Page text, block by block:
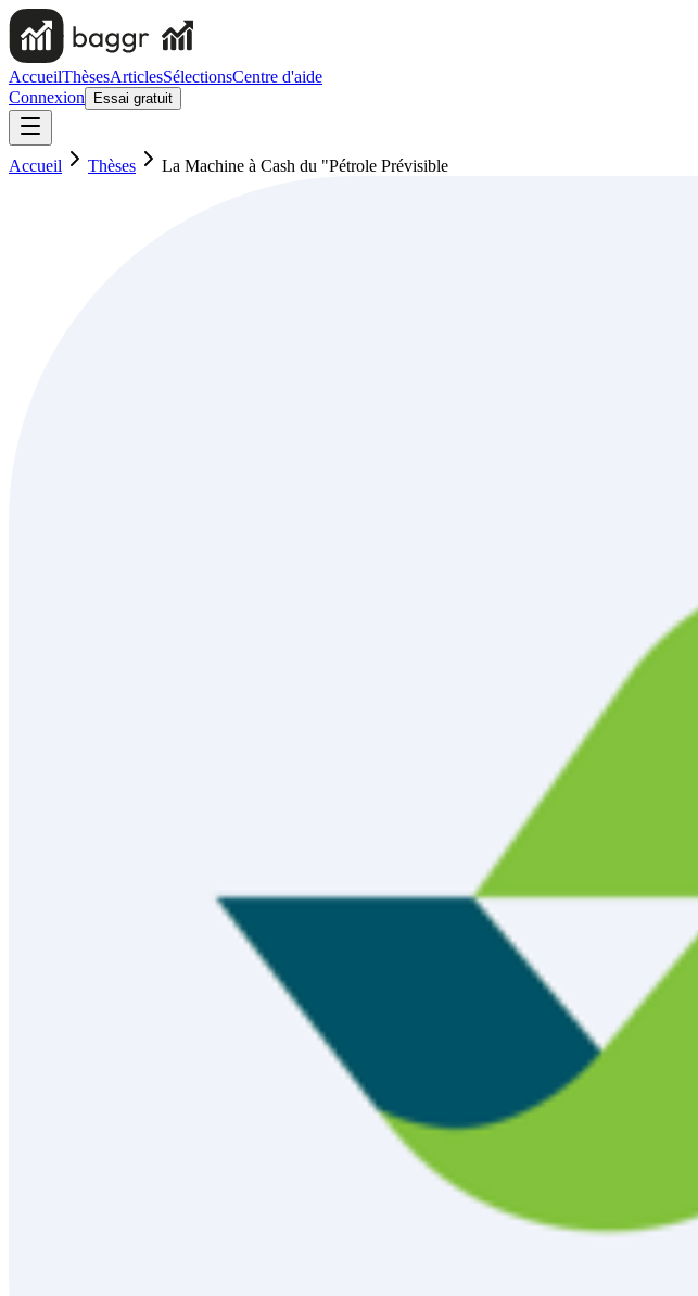
AccueilThèsesArticlesSélectionsCentre d'aide
Connexion
Essai gratuit
Accueil Thèses La Machine à Cash du "Pétrole Prévisible